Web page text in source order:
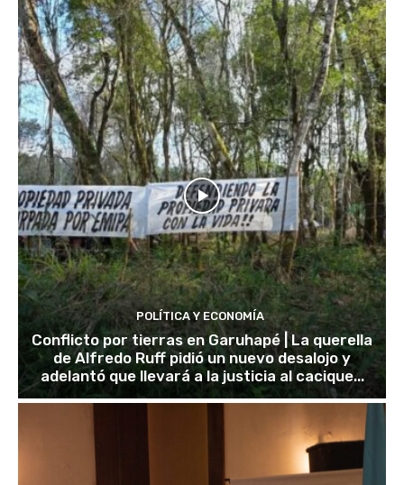
POLÍTICA Y ECONOMÍA
Conflicto por tierras en Garuhapé | La querella
de Alfredo Ruff pidió un nuevo desalojo y
adelantó que llevará a la justicia al cacique...